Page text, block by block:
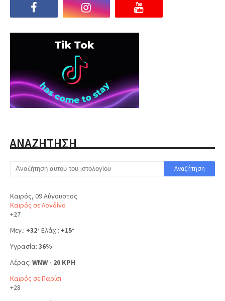
ΑΝΑΖΗΤΗΣΗ
Καιρός, 09 Αύγουστος
Καιρός σε Λονδίνο
+27
Μεγ.: +32° Ελάχ.: +15°
Υγρασία: 36%
Αέρας: WNW - 20 KPH
Καιρός σε Παρίσι
+28